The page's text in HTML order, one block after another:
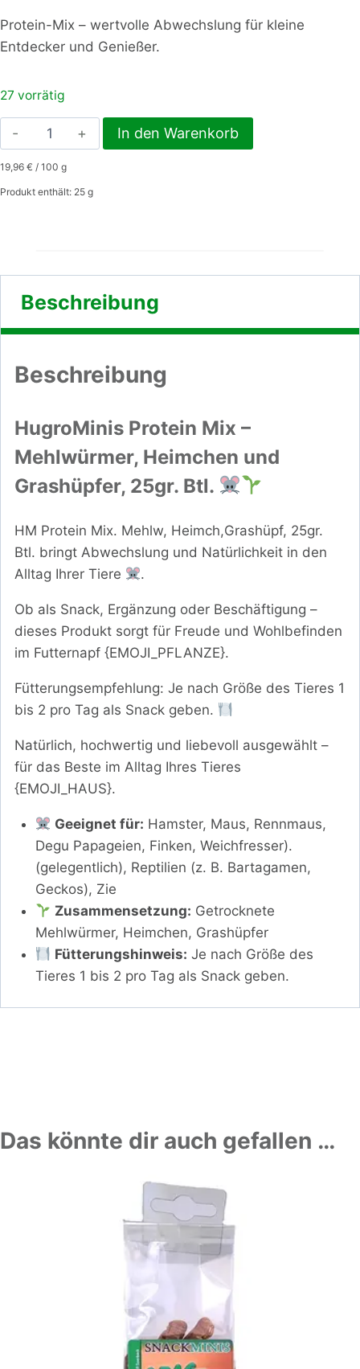
Protein-Mix – wertvolle Abwechslung für kleine
Entdecker und Genießer.
27 vorrätig
HM
Protein
Mix
–
Menge
In den Warenkorb
19,96 € / 100 g
Produkt enthält: 25 g
Beschreibung
Beschreibung
HugroMinis Protein Mix –
Mehlwürmer, Heimchen und
Grashüpfer, 25gr. Btl.
HM Protein Mix. Mehlw, Heimch,Grashüpf, 25gr.
Btl. bringt Abwechslung und Natürlichkeit in den
Alltag Ihrer Tiere
.
Ob als Snack, Ergänzung oder Beschäftigung –
dieses Produkt sorgt für Freude und Wohlbefinden
im Futternapf {EMOJI_PFLANZE}.
Fütterungsempfehlung: Je nach Größe des Tieres 1
bis 2 pro Tag als Snack geben.
Natürlich, hochwertig und liebevoll ausgewählt –
für das Beste im Alltag Ihres Tieres
{EMOJI_HAUS}.
Geeignet für: Hamster, Maus, Rennmaus,
Degu Papageien, Finken, Weichfresser).
(gelegentlich), Reptilien (z. B. Bartagamen,
Geckos), Zie
Zusammensetzung: Getrocknete
Mehlwürmer, Heimchen, Grashüpfer
Fütterungshinweis: Je nach Größe des
Tieres 1 bis 2 pro Tag als Snack geben.
Das könnte dir auch gefallen …